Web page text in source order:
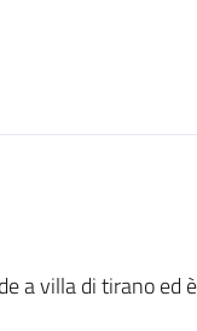
a villa di tirano ed